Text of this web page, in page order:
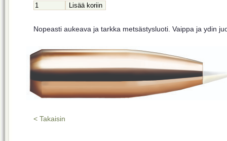
Nopeasti aukeava ja tarkka metsästysluoti. Vaippa ja ydin
< Takaisin